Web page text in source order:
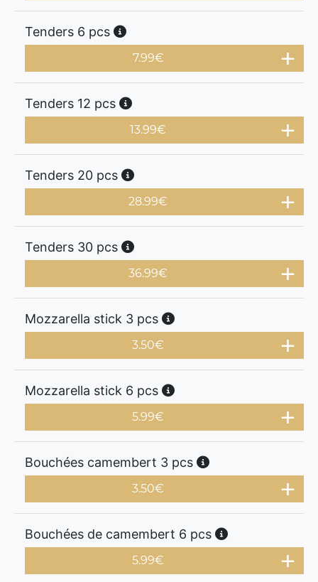
Tenders 6 pcs
7.99€
Tenders 12 pcs
13.99€
Tenders 20 pcs
28.99€
Tenders 30 pcs
36.99€
Mozzarella stick 3 pcs
3.50€
Mozzarella stick 6 pcs
5.99€
Bouchées camembert 3 pcs
3.50€
Bouchées de camembert 6 pcs
5.99€